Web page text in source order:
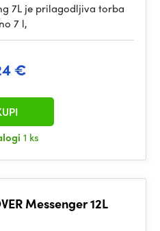
7L je prilagodljiva torba
7 l,
€
1 ks
Messenger 12L